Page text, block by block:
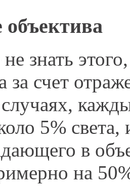
знать
за счет
5% света,
в
на